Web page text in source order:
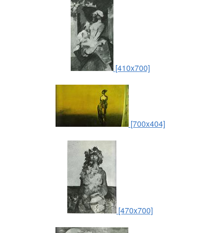
[410x700]
[700x404]
[470x700]